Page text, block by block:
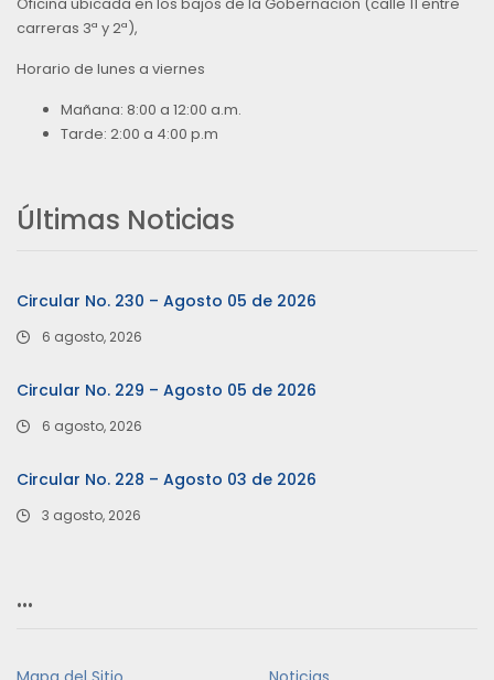
carreras 3ª y 2ª),
Horario de lunes a viernes
Mañana: 8:00 a 12:00 a.m.
Tarde: 2:00 a 4:00 p.m
Últimas Noticias
Circular No. 230 – Agosto 05 de 2026
6 agosto, 2026
Circular No. 229 – Agosto 05 de 2026
6 agosto, 2026
Circular No. 228 – Agosto 03 de 2026
3 agosto, 2026
…